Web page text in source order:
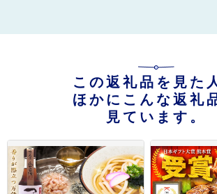
この返礼品を見た
ほかにこんな返礼
見ています。